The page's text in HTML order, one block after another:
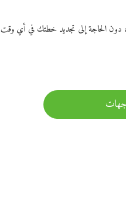
دون الحاجة إلى تجديد خطتك في أي